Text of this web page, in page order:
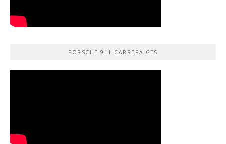
PORSCHE 911 CARRERA GTS